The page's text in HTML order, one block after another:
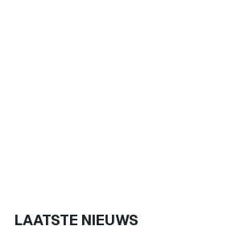
LAATSTE NIEUWS